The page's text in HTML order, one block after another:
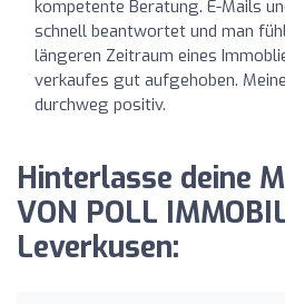
kompetente Beratung. E-Mails
schnell beantwortet und man
längeren Zeitraum eines
verkaufes gut aufgehoben.
durchweg positiv.
Hinterlasse deine
VON POLL
Leverkusen: